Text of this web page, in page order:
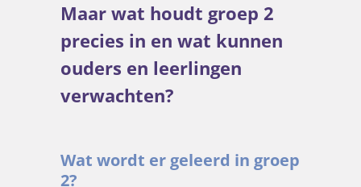
Maar wat houdt groep 2
precies in en wat kunnen
ouders en leerlingen
verwachten?
Wat wordt er geleerd in groep
2?